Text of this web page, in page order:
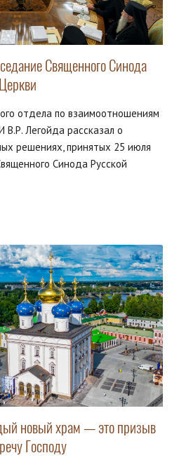
Священного Синода
отдела по взаимоотношениям
Легойда рассказал о
решениях, принятых 25 июля
Синода Русской
новый храм — это призыв
Господу